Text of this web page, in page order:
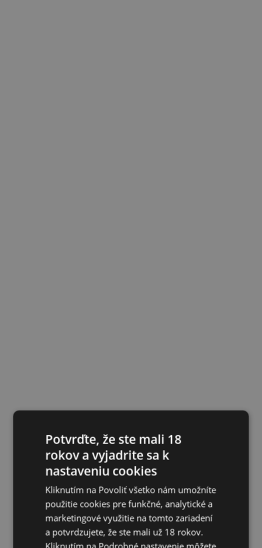
Potvrďte, že ste mali 18
rokov a vyjadrite sa k
nastaveniu cookies
Kliknutím na Povoliť všetko nám umožníte
použitie cookies pre funkčné, analytické a
marketingové využitie na tomto zariadení
a potvrdzujete, že ste mali už 18 rokov.